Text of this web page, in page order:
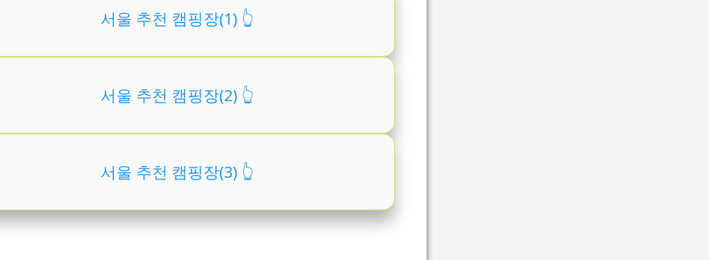
서울 추천 캠핑장(1) 👆️
서울 추천 캠핑장(2) 👆️
서울 추천 캠핑장(3) 👆️